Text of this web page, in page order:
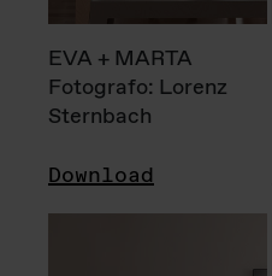
EVA + MARTA
Fotografo: Lorenz
Sternbach
Download